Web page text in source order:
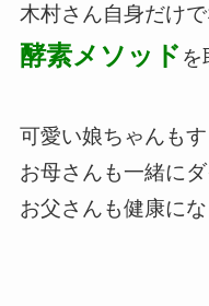
木村さん自身だけで
酵素メソッド を
可愛い娘ちゃんも
お母さんも一緒に
お父さんも健康に